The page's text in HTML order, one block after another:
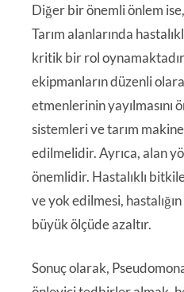
Diğer bir önemli önlem ise,
Tarım alanlarında
kritik bir rol
ekipmanların düzenli
etmenlerinin yayılmasını
sistemleri ve tarım
edilmelidir. Ayrıca, alan
önemlidir. Hastalıklı
ve yok edilmesi, hastalığın
büyük ölçüde azaltır.
Sonuç olarak,